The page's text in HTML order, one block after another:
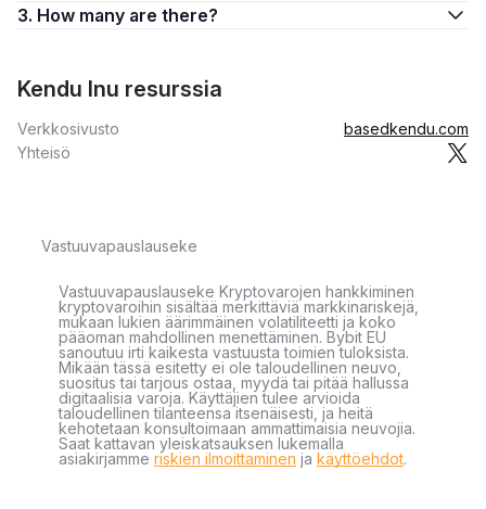
3. How many are there?
Kendu Inu resurssia
Verkkosivusto
basedkendu.com
Yhteisö
Vastuuvapauslauseke
Vastuuvapauslauseke Kryptovarojen hankkiminen
kryptovaroihin sisältää merkittäviä markkinariskejä,
mukaan lukien äärimmäinen volatiliteetti ja koko
pääoman mahdollinen menettäminen. Bybit EU
sanoutuu irti kaikesta vastuusta toimien tuloksista.
Mikään tässä esitetty ei ole taloudellinen neuvo,
suositus tai tarjous ostaa, myydä tai pitää hallussa
digitaalisia varoja. Käyttäjien tulee arvioida
taloudellinen tilanteensa itsenäisesti, ja heitä
kehotetaan konsultoimaan ammattimaisia neuvojia.
Saat kattavan yleiskatsauksen lukemalla
asiakirjamme riskien ilmoittaminen ja käyttöehdot.